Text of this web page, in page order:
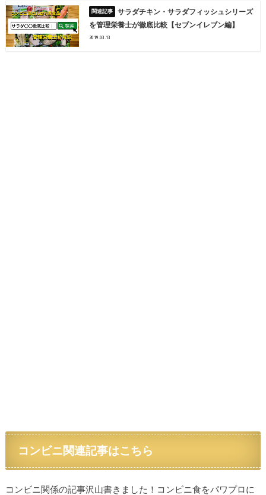
サラダチキン・サラダフィッシュシリーズ
を管理栄養士が徹底比較【セブンイレブン編】
2019.03.13
コンビニ関連記事はこちら
コンビニ関係の記事沢山書きました！コンビニ食をパワプロに